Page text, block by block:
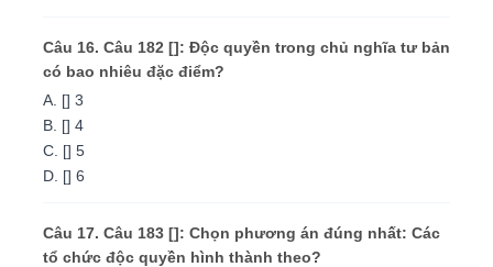
Câu 16. Câu 182 []: Độc quyền trong chủ nghĩa tư bản
có bao nhiêu đặc điểm?
A. [] 3
B. [] 4
C. [] 5
D. [] 6
Câu 17. Câu 183 []: Chọn phương án đúng nhất: Các
tổ chức độc quyền hình thành theo?